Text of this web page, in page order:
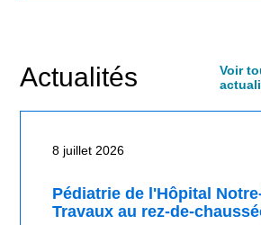
Actualités
Voir
8 juillet 2026
Pédiatrie de l'Hôpital
Travaux au rez-de-